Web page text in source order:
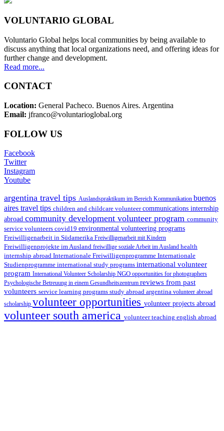
VOLUNTARIO GLOBAL
Voluntario Global helps local communities by being available to
discuss anything that local organizations need, and offering ideas for
further change and development.
Read more...
CONTACT
Location: General Pacheco. Buenos Aires. Argentina
Email: jfranco@voluntarioglobal.org
FOLLOW US
Facebook
Twitter
Instagram
Youtube
argentina travel tips Auslandspraktikum im Bereich Kommunikation buenos
aires travel tips children and childcare volunteercommunications internship
abroad community development volunteer program community
service volunteers covid19 environmental volunteering programs
Freiwilligenarbeit in Südamerika Freiwilligenarbeit mit Kindern
Freiwilligenprojekte im Ausland freiwillige soziale Arbeit im Ausland health
internship abroad Internationale Freiwilligenprogramme Internationale
Studienprogramme international study programs international volunteer
program International Volunteer Scholarship NGO opportunities for photographers
Psychologische Betreuung in einem Gesundheitszentrum reviews from past
volunteers service learning programs study abroad argentina volunteer abroad
scholarship volunteer opportunities volunteer projects abroad
volunteer south america volunteer teaching english abroad